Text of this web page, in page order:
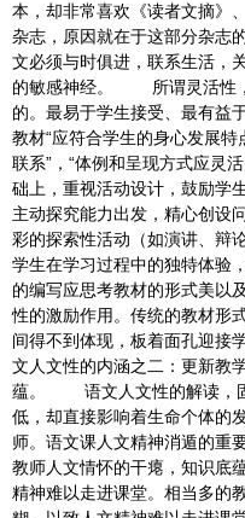
本，却非常喜欢《读者文摘》
杂志，原因就在于这部分杂志
文必须与时俱进，联系生活，
的敏感神经。 所谓灵活性，
的。最易于学生接受、最有益
教材“应符合学生的身心发展特
联系”，“体例和呈现方式应灵
础上，重视活动设计，鼓励学
主动探究能力出发，精心创设
彩的探索性活动（如演讲、辩
学生在学习过程中的独特体验
的编写应思考教材的形式美以
性的激励作用。传统的教材形
间得不到体现，板着面孔迎
文人文性的内涵之二：更新教
蕴。 语文人文性的解读，固
低，却直接影响着生命个体的
师。语文课人文精神消遁的重
教师人文情怀的干瘪，知识底
精神难以走进课堂。相当多的